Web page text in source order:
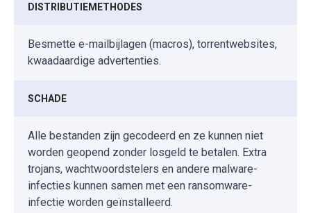
DISTRIBUTIEMETHODES
Besmette e-mailbijlagen (macros), torrentwebsites,
kwaadaardige advertenties.
SCHADE
Alle bestanden zijn gecodeerd en ze kunnen niet
worden geopend zonder losgeld te betalen. Extra
trojans, wachtwoordstelers en andere malware-
infecties kunnen samen met een ransomware-
infectie worden geïnstalleerd.